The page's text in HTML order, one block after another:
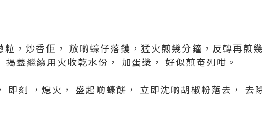
，炒香佢， 放啲蠔仔落鑊，猛火煎幾分鐘，反轉再煎
揭蓋繼續用火收乾水份， 加蛋漿， 好似煎奄列咁。
即刻 ，熄火， 盛起啲蠔餅， 立即沈啲胡椒粉落去， 去